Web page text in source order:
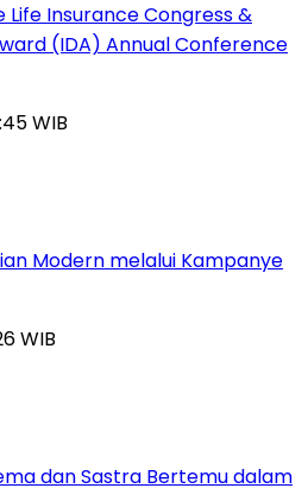
Life Insurance Congress &
(IDA) Annual Conference
WIB
Modern melalui Kampanye
WIB
dan Sastra Bertemu dalam